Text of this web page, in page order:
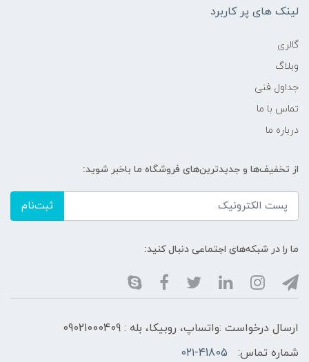
لینک های پر کاربرد
گالری
وبلاگ
جداول فنی
تماس با ما
درباره ما
از تخفیف‌ها و جدیدترین‌های فروشگاه ما باخبر شوید:
ثبت‌نام
ما را در شبکه‌های اجتماعی دنبال کنید:
ارسال درخواست :واتساپ، روبیکا، بله : 09021000409
شماره تماس:
۰۲۱-41805